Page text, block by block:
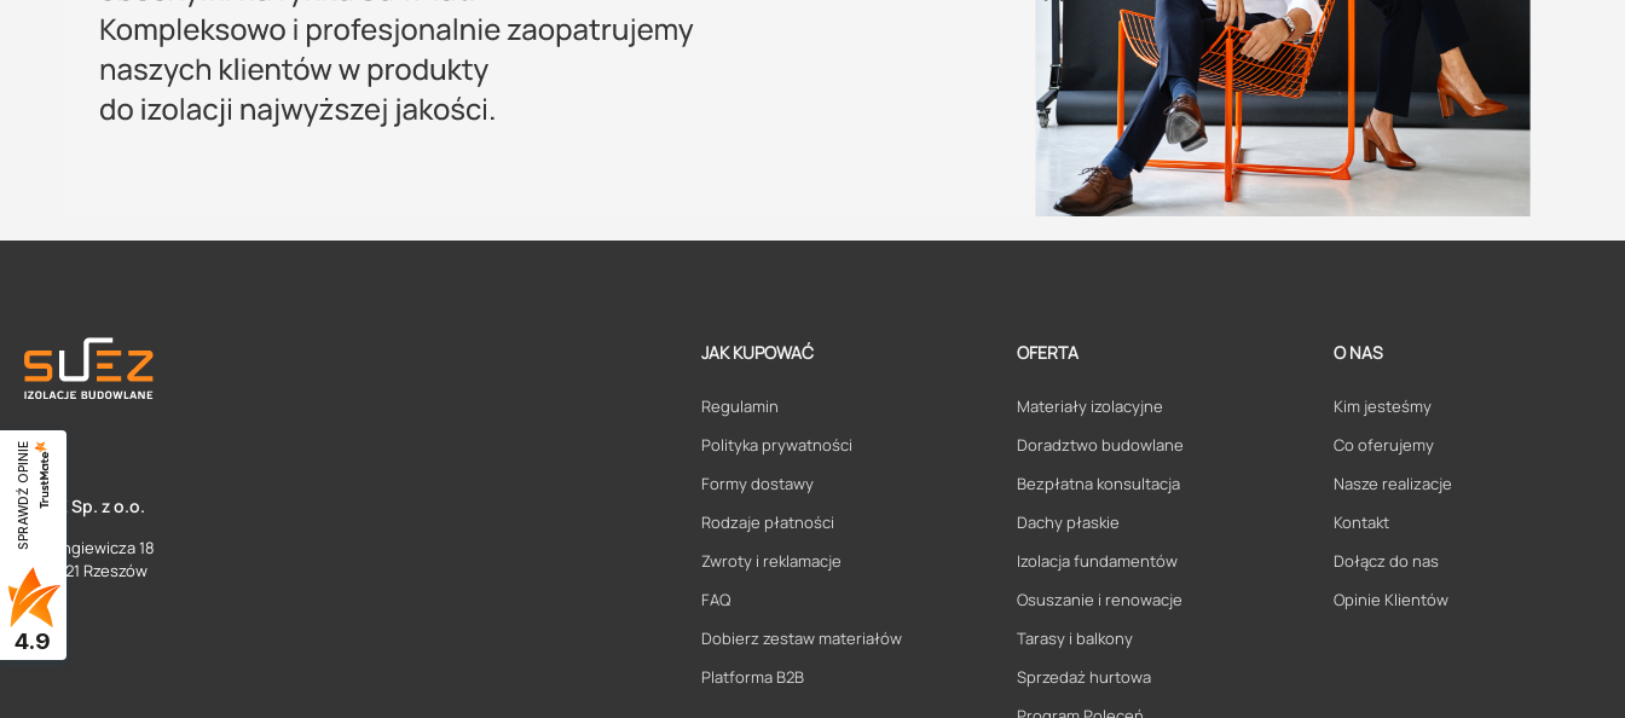
SUEZ Sp. z o.o.
ul. Langiewicza 18
35 - 021 Rzeszów
JAK KUPOWAĆ
Regulamin
Polityka prywatności
Formy dostawy
Rodzaje płatności
Zwroty i reklamacje
FAQ
Dobierz zestaw materiałów
Platforma B2B
OFERTA
Materiały izolacyjne
Doradztwo budowlane
Bezpłatna konsultacja
Dachy płaskie
Izolacja fundamentów
Osuszanie i renowacje
Tarasy i balkony
Sprzedaż hurtowa
O NAS
Kim jesteśmy
Co oferujemy
Nasze realizacje
Kontakt
Dołącz do nas
Opinie Klientów
SPRAWDŹ OPINIE
4.9